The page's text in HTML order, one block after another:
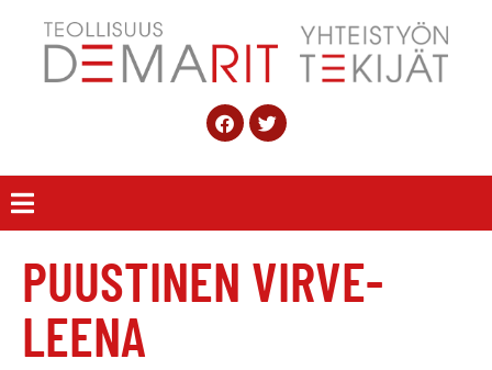
PUUSTINEN VIRVE-
LEENA